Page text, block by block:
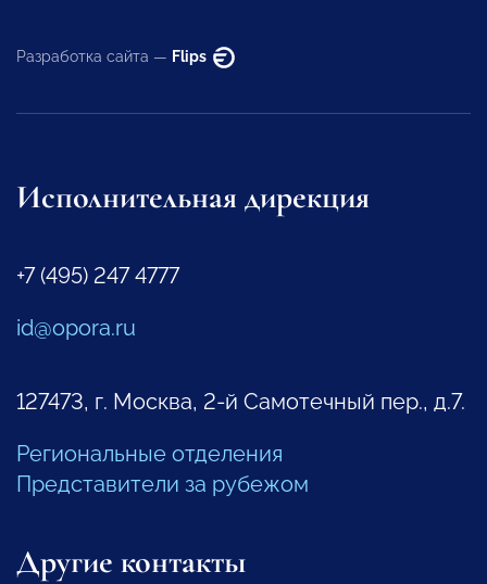
Разработка сайта — Flips
Исполнительная дирекция
+7 (495) 247 4777
id@opora.ru
127473, г. Москва, 2-й Самотечный пер., д.7.
Региональные отделения
Представители за рубежом
Другие контакты